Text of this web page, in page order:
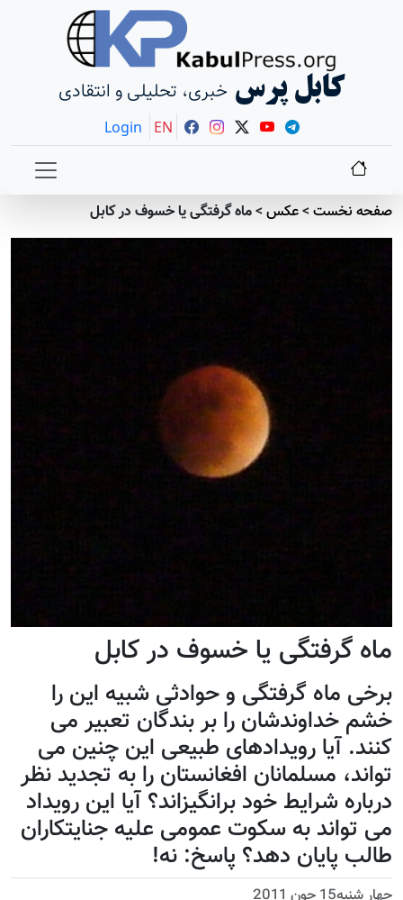
کابل پرس خبری، تحلیلی و انتقادی
Login EN
صفحه نخست>عکس>ماه گرفتگی یا خسوف در کابل
ماه گرفتگی یا خسوف در کابل
برخی ماه گرفتگی و حوادثی شبیه این را
خشم خداوندشان را بر بندگان تعبیر می
کنند. آيا رویدادهای طبیعی این چنین می
تواند، مسلمانان افغانستان را به تجدید نظر
درباره شرایط خود برانگیزاند؟ آيا این رویداد
می تواند به سکوت عمومی علیه جنایتکاران
طالب پایان دهد؟ پاسخ: نه!